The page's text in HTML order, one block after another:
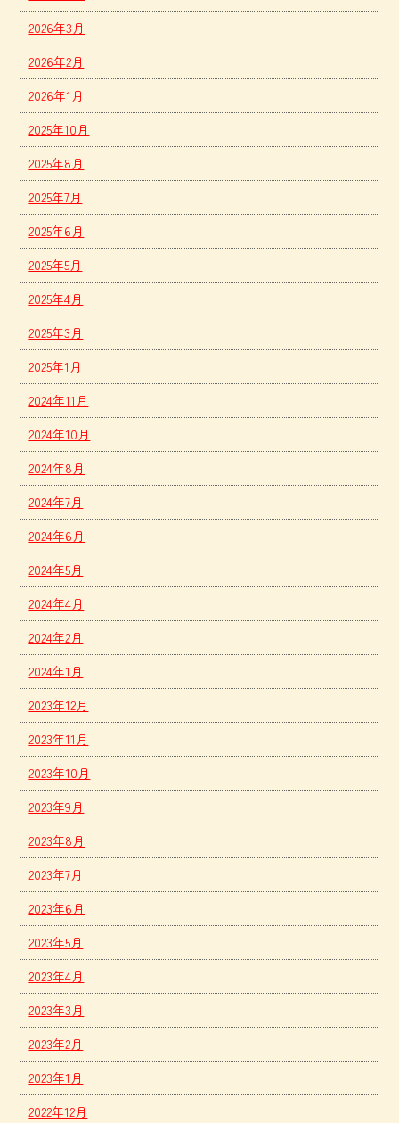
2026年3月
2026年2月
2026年1月
2025年10月
2025年8月
2025年7月
2025年6月
2025年5月
2025年4月
2025年3月
2025年1月
2024年11月
2024年10月
2024年8月
2024年7月
2024年6月
2024年5月
2024年4月
2024年2月
2024年1月
2023年12月
2023年11月
2023年10月
2023年9月
2023年8月
2023年7月
2023年6月
2023年5月
2023年4月
2023年3月
2023年2月
2023年1月
2022年12月